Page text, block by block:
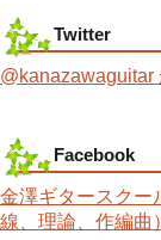
Twitter
@kanazawaguitar
Facebook
金澤ギタースク
線、理論、作編曲）